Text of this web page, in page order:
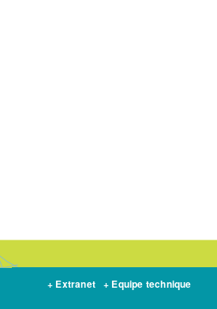
+ Extranet + Equipe technique